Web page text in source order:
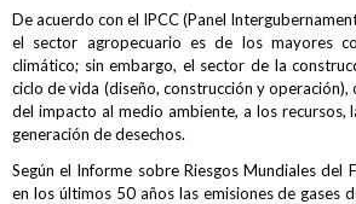
De acuerdo con el IPCC (Panel
el sector agropecuario es de los mayores
climático; sin embargo, el sector de la
ciclo de vida (diseño, construcción y
del impacto al medio ambiente, a los recursos,
generación de desechos.
Según el Informe sobre Riesgos Mundiales del
en los últimos 50 años las emisiones de gases